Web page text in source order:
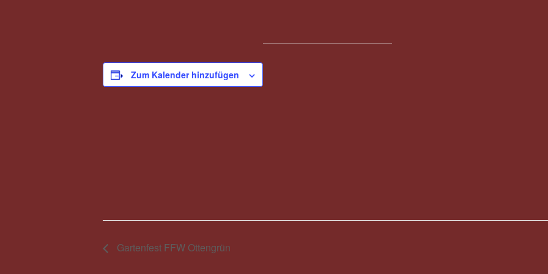
Zum Kalender hinzufügen
Gartenfest FFW Ottengrün